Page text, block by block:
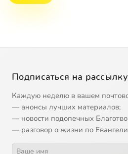
Подписаться на
Каждую неделю в вашем
— анонсы лучших материалов;
— новости подопечных
— разговор о жизни по